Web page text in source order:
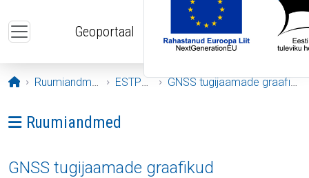
Geoportaal
Avaleht
Ruumiandmed ESTPOS GNSS tugijaamade graafikud
Ava menüü: Ruumiandmed
Ruumiandmed
GNSS tugijaamade graafikud